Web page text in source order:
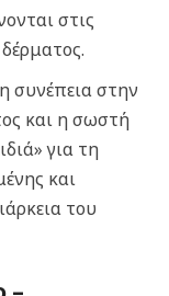
στις
συνέπεια στην
και η σωστή
για τη
και
του